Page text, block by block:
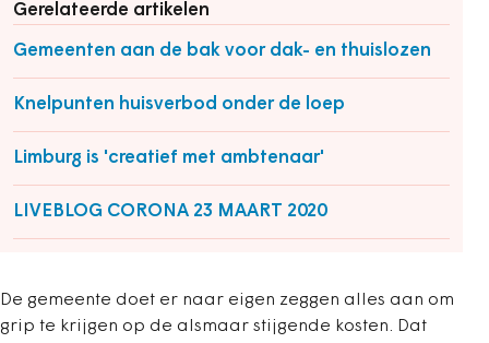
Gerelateerde artikelen
Gemeenten aan de bak voor dak- en thuislozen
Knelpunten huisverbod onder de loep
Limburg is 'creatief met ambtenaar'
LIVEBLOG CORONA 23 MAART 2020
De gemeente doet er naar eigen zeggen alles aan om
grip te krijgen op de alsmaar stijgende kosten. Dat